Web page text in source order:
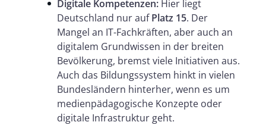
Digitale Kompetenzen: Hier liegt
Deutschland nur aufPlatz 15. Der
Mangel an IT-Fachkräften, aber auch an
digitalem Grundwissen in der breiten
Bevölkerung, bremst viele Initiativen aus.
Auch das Bildungssystem hinkt in vielen
Bundesländern hinterher, wenn es um
medienpädagogische Konzepte oder
digitale Infrastruktur geht.